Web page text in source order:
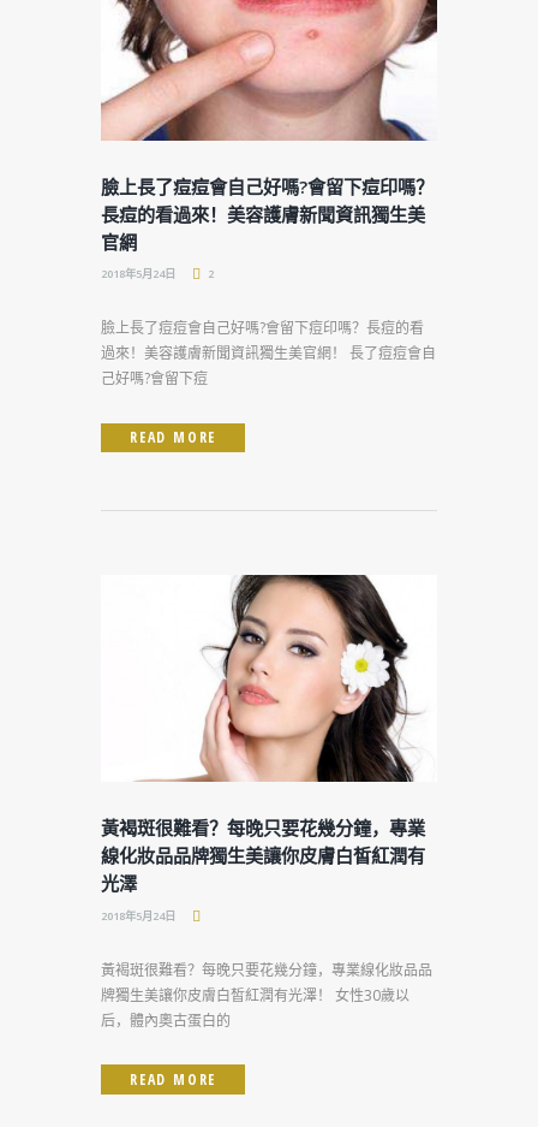
臉上長了痘痘會自己好嗎?會留下痘印嗎？
長痘的看過來！美容護膚新聞資訊獨生美
官網
2018年5月24日 2
臉上長了痘痘會自己好嗎?會留下痘印嗎？長痘的看
過來！美容護膚新聞資訊獨生美官網！ 長了痘痘會自
己好嗎?會留下痘
READ MORE
黃褐斑很難看？每晚只要花幾分鐘，專業
線化妝品品牌獨生美讓你皮膚白皙紅潤有
光澤
2018年5月24日
黃褐斑很難看？每晚只要花幾分鐘，專業線化妝品品
牌獨生美讓你皮膚白皙紅潤有光澤！ 女性30歲以
后，體內奧古蛋白的
READ MORE